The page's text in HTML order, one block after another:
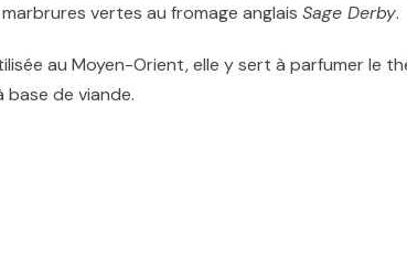
vertes au fromage anglais Sage Derby.
au Moyen-Orient, elle y sert à parfumer le
de viande.